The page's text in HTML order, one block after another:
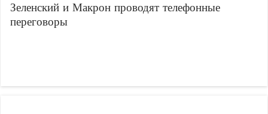
Зеленский и Макрон проводят телефонные
переговоры